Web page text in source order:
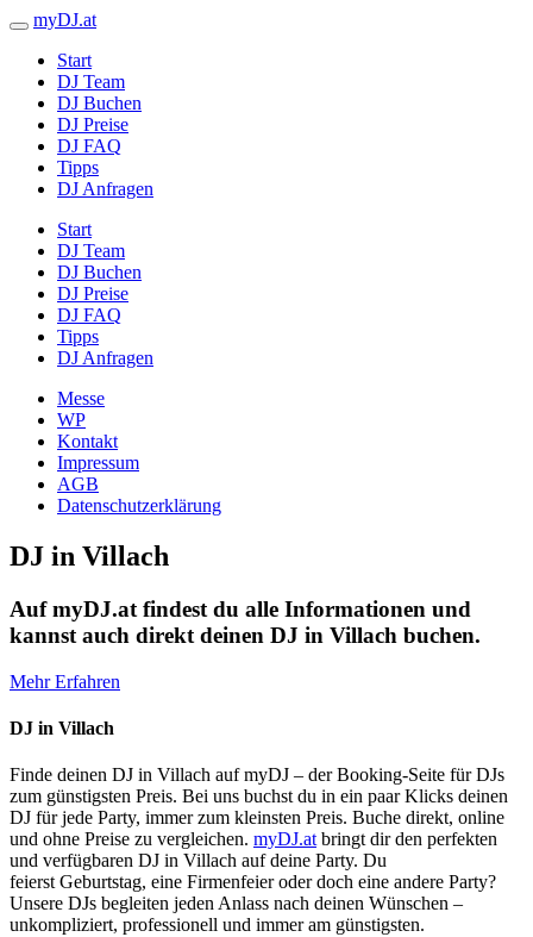
myDJ.at
Start
DJ Team
DJ Buchen
DJ Preise
DJ FAQ
Tipps
DJ Anfragen
Start
DJ Team
DJ Buchen
DJ Preise
DJ FAQ
Tipps
DJ Anfragen
Messe
WP
Kontakt
Impressum
AGB
Datenschutzerklärung
DJ in Villach
Auf myDJ.at findest du alle Informationen und
kannst auch direkt deinen DJ in Villach buchen.
Mehr Erfahren
DJ in Villach
Finde deinen DJ in Villach auf myDJ – der Booking-Seite für DJs
zum günstigsten Preis. Bei uns buchst du in ein paar Klicks deinen
DJ für jede Party, immer zum kleinsten Preis. Buche direkt, online
und ohne Preise zu vergleichen. myDJ.at bringt dir den perfekten
und verfügbaren DJ in Villach auf deine Party. Du
feierst Geburtstag, eine Firmenfeier oder doch eine andere Party?
Unsere DJs begleiten jeden Anlass nach deinen Wünschen –
unkompliziert, professionell und immer am günstigsten.